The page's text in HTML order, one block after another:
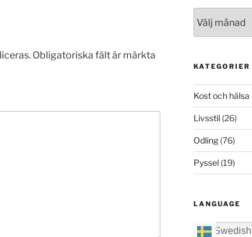
Obligatoriska fält är märkta
KATEGORIER
Kost och hälsa
Livsstil(26)
Odling(76)
Pyssel(19)
LANGUAGE
Swedish